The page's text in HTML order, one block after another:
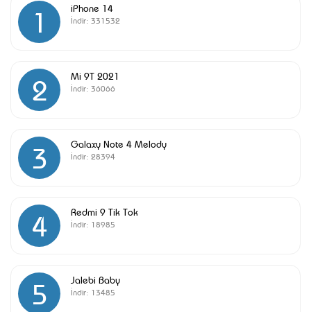
1 iPhone 14
İndir: 331532
2 Mi 9T 2021
İndir: 36066
3 Galaxy Note 4 Melody
İndir: 28394
4 Redmi 9 Tik Tok
İndir: 18985
5 Jalebi Baby
İndir: 13485